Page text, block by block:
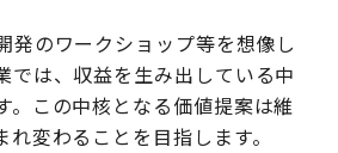
発のワークショップ等を想像し
では、収益を生み出している中
この中核となる価値提案は維
変わることを目指します。